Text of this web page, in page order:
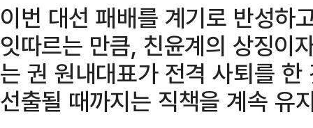
이번 대선 패배를 계기로 반성하
잇따르는 만큼, 친윤계의 상징이
는 권 원내대표가 전격 사퇴를
선출될 때까지는 직책을 계속 유